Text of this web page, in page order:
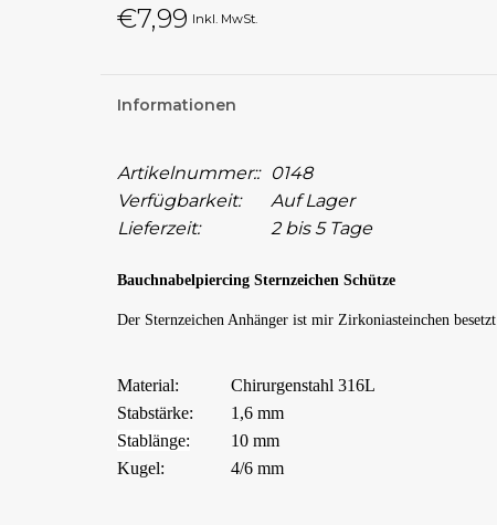
€7,99 Inkl. MwSt.
Informationen
Artikelnummer::
0148
Verfügbarkeit:
Auf Lager
Lieferzeit:
2 bis 5 Tage
Bauchnabelpiercing Sternzeichen Schütze
Der Sternzeichen Anhänger ist mir Zirkoniasteinchen besetzt
Material:
Chirurgenstahl 316L
Stabstärke:
1,6 mm
Stablänge:
10 mm
Kugel:
4/6 mm